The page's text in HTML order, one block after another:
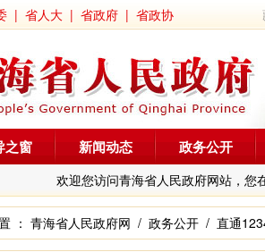
| 省人大 | 省政府 | 省政协
欢迎您访问青海省人民政府网站，您
之窗 新闻动态 政务公开
： 青海省人民政府网 / 政务公开 / 直通